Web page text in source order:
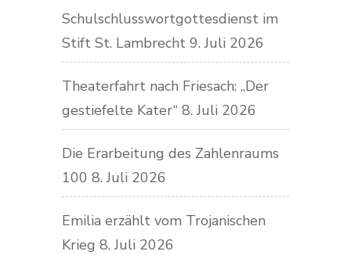
Schulschlusswortgottesdienst im
Stift St. Lambrecht 9. Juli 2026
Theaterfahrt nach Friesach: „Der
gestiefelte Kater“ 8. Juli 2026
Die Erarbeitung des Zahlenraums
100 8. Juli 2026
Emilia erzählt vom Trojanischen
Krieg 8. Juli 2026